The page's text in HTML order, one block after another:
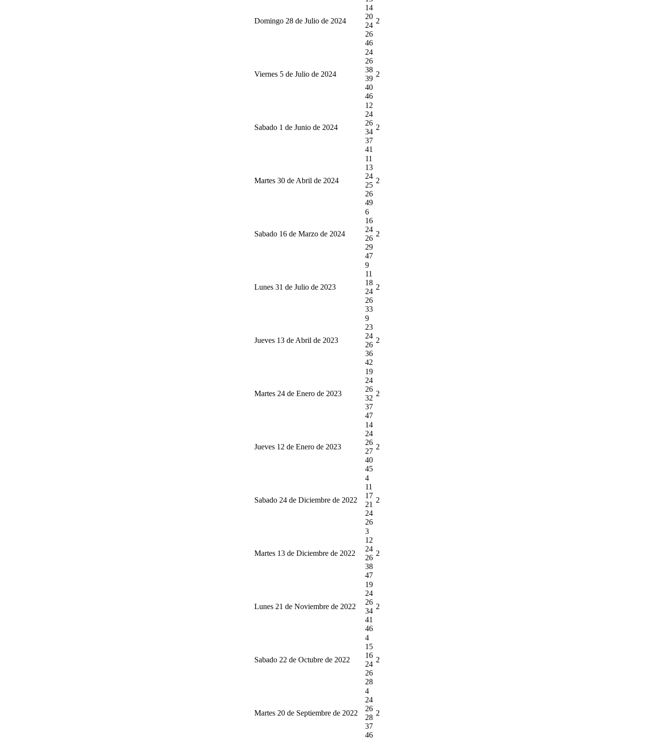
Domingo 28 de Julio de 2024
14
20
24
26
46
2
Viernes 5 de Julio de 2024
24
26
38
39
40
46
2
Sabado 1 de Junio de 2024
12
24
26
34
37
41
2
Martes 30 de Abril de 2024
11
13
24
25
26
49
2
Sabado 16 de Marzo de 2024
6
16
24
26
29
47
2
Lunes 31 de Julio de 2023
9
11
18
24
26
33
2
Jueves 13 de Abril de 2023
9
23
24
26
36
42
2
Martes 24 de Enero de 2023
19
24
26
32
37
47
2
Jueves 12 de Enero de 2023
14
24
26
27
40
45
2
Sabado 24 de Diciembre de 2022
4
11
17
21
24
26
2
Martes 13 de Diciembre de 2022
3
12
24
26
38
47
2
Lunes 21 de Noviembre de 2022
19
24
26
34
41
46
2
Sabado 22 de Octubre de 2022
4
15
16
24
26
28
2
Martes 20 de Septiembre de 2022
4
24
26
28
37
46
2